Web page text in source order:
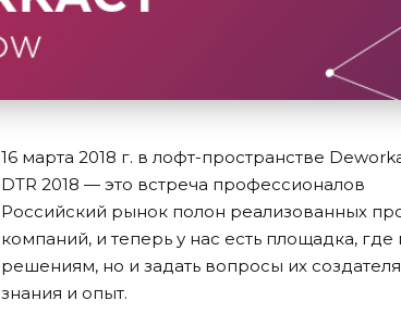
16 марта 2018 г. в лофт-пространстве
DTR 2018 — это встреча профессионалов
Российский рынок полон реализованных
компаний, и теперь у нас есть площадка,
решениям, но и задать вопросы их
знания и опыт.